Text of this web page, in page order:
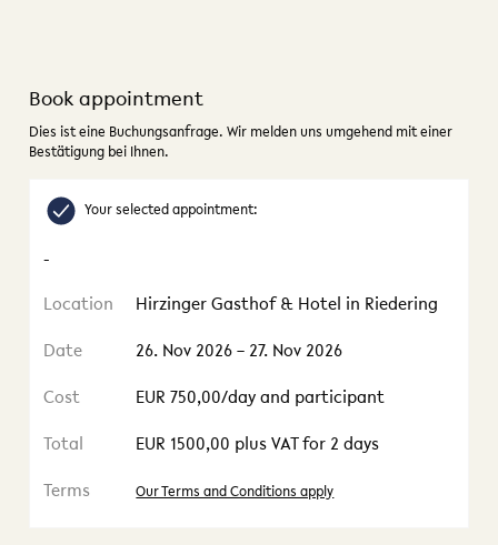
Book appointment
Dies ist eine Buchungsanfrage. Wir melden uns umgehend mit einer
Bestätigung bei Ihnen.
Your selected appointment:
-
Location
Hirzinger Gasthof & Hotel in Riedering
Date
26. Nov 2026 – 27. Nov 2026
Cost
EUR 750,00/day and participant
Total
EUR 1500,00 plus VAT for 2 days
Terms
Our Terms and Conditions apply